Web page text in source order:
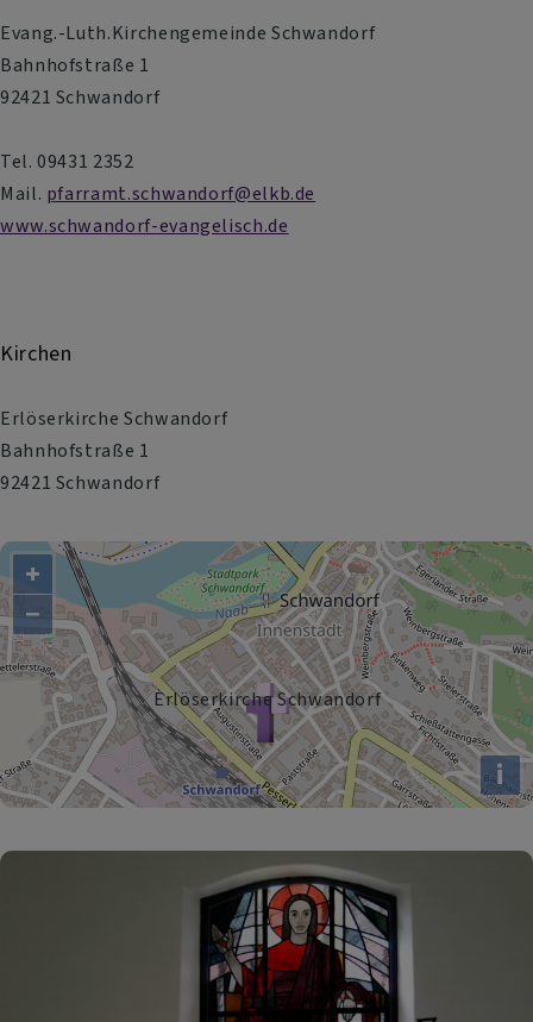
Evang.-Luth.Kirchengemeinde Schwandorf
Bahnhofstraße 1
92421 Schwandorf
Tel. 09431 2352
Mail. pfarramt.schwandorf@elkb.de
www.schwandorf-evangelisch.de
Kirchen
Erlöserkirche Schwandorf
Bahnhofstraße 1
92421 Schwandorf
Erlöserkirche Schwandorf
+
−
i